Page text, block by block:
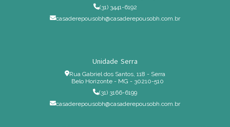
(31) 3441-6192
casaderepousobh@casaderepousobh.com.br
Unidade Serra
Rua Gabriel dos Santos, 118 - Serra
Belo Horizonte - MG - 30210-510
(31) 3166-6199
casaderepousobh@casaderepousobh.com.br